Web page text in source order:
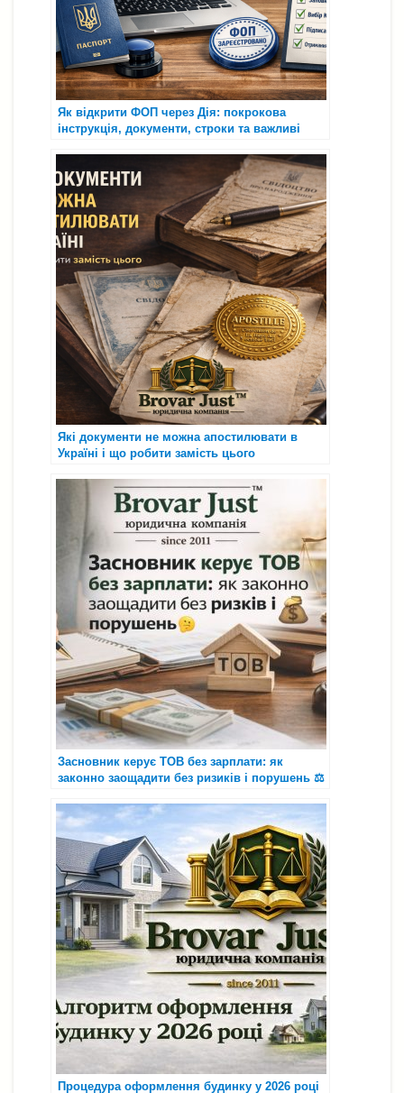
Як відкрити ФОП через Дія: покрокова
інструкція, документи, строки та важливі
Які документи не можна апостилювати в
Україні і що робити замість цього
Засновник керує ТОВ без зарплати: як
законно заощадити без ризиків і порушень ⚖️
Процедура оформлення будинку у 2026 році